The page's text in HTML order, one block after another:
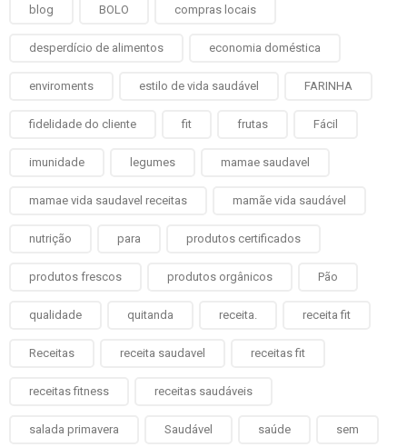
blog BOLO compras locais
desperdício de alimentos economia doméstica
enviroments estilo de vida saudável FARINHA
fidelidade do cliente fit frutas Fácil
imunidade legumes mamae saudavel
mamae vida saudavel receitas mamãe vida saudável
nutrição para produtos certificados
produtos frescos produtos orgânicos Pão
qualidade quitanda receita. receita fit
Receitas receita saudavel receitas fit
receitas fitness receitas saudáveis
salada primavera Saudável saúde sem